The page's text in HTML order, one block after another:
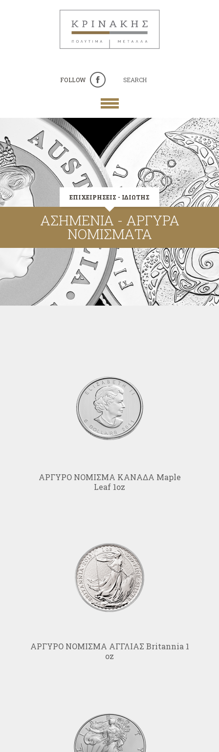
FOLLOW SEARCH
ΕΠΙΧΕΙΡΗΣΕΙΣ - ΙΔΙΩΤΗΣ
ΑΣΗΜΕΝΙΑ - ΑΡΓΥΡΑ
ΝΟΜΙΣΜΑΤΑ
ΑΡΓΥΡΟ ΝΟΜΙΣΜΑ ΚΑΝΑΔΑ Maple
Leaf 1oz
AΡΓΥΡΟ ΝΟΜΙΣΜΑ ΑΓΓΛΙΑΣ Britannia 1
oz